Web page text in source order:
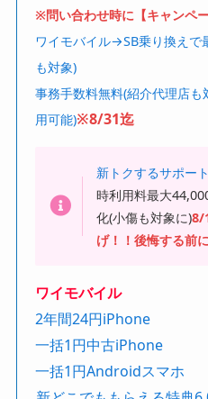
※問い合わせ時に【キャンペ
ワイモバイル→SB乗り換えで
も対象)
事務手数料無料(紹介代理店
用可能)※8/31迄
新トクするサポー
時利用料最大
化(小傷も対象に)8/
げ！！後悔する前
ワイモバイル
2年間24円iPhone
一括1円中古iPhone
一括1円Androidスマホ